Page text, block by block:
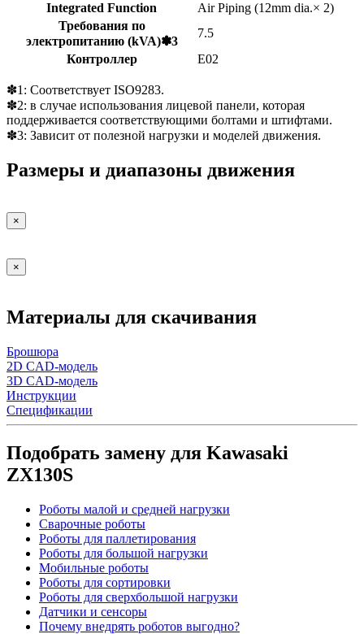
Integrated Function
Air Piping (12mm dia.× 2)
Требования по
электропитанию (kVA)✽3
7.5
Контроллер
E02
✽1: Соответствует ISO9283.
✽2: в случае использования лицевой панели, которая
поддерживается соответствующими болтами и штифтами.
✽3: Зависит от полезной нагрузки и моделей движения.
Размеры и диапазоны движения
×
×
Материалы для скачивания
Брошюра
2D CAD-модель
3D CAD-модель
Инструкции
Спецификации
Подобрать замену для Kawasaki
ZX130S
Роботы малой и средней нагрузки
Сварочные роботы
Роботы для паллетирования
Роботы для большой нагрузки
Мобильные роботы
Роботы для сортировки
Роботы для сверхбольшой нагрузки
Датчики и сенсоры
Почему внедрять роботов выгодно?